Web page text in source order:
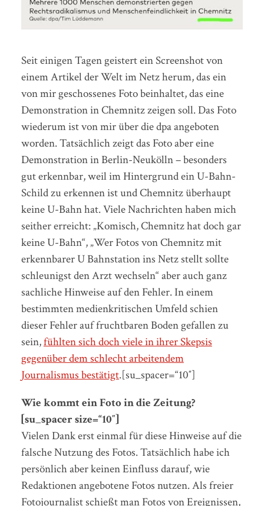
Seit einigen Tagen geistert ein Screenshot von
einem Artikel der Welt im Netz herum, das ein
von mir geschossenes Foto beinhaltet, das eine
Demonstration in Chemnitz zeigen soll. Das Foto
wiederum ist von mir über die dpa angeboten
worden. Tatsächlich zeigt das Foto aber eine
Demonstration in Berlin-Neukölln – besonders
gut erkennbar, weil im Hintergrund ein U-Bahn-
Schild zu erkennen ist und Chemnitz überhaupt
keine U-Bahn hat. Viele Nachrichten haben mich
seither erreicht: „Komisch, Chemnitz hat doch gar
keine U-Bahn“, „Wer Fotos von Chemnitz mit
erkennbarer U Bahnstation ins Netz stellt sollte
schleunigst den Arzt wechseln“ aber auch ganz
sachliche Hinweise auf den Fehler. In einem
bestimmten medienkritischen Umfeld schien
dieser Fehler auf fruchtbaren Boden gefallen zu
sein,fühlten sich doch viele in ihrer Skepsis
gegenüber dem schlecht arbeitendem
Journalismus bestätigt.[su_spacer=“10″]
Wie kommt ein Foto in die Zeitung?
[su_spacer size=“10″]
Vielen Dank erst einmal für diese Hinweise auf die
falsche Nutzung des Fotos. Tatsächlich habe ich
persönlich aber keinen Einfluss darauf, wie
Redaktionen angebotene Fotos nutzen. Als freier
Fotojournalist schießt man Fotos von Ereignissen,